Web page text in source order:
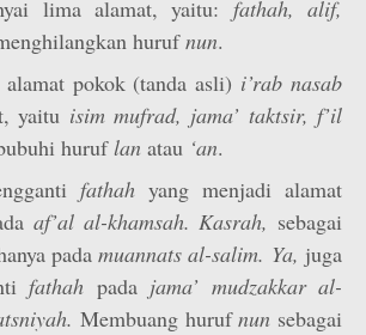
lima alamat, yaitu: fathah, alif,
hurufnun.
pokok (tanda asli) i’rab nasab
yaitu isim mufrad, jama’ taktsir, f’il
huruflan atau ‘an.
fathah yang menjadi alamat
af’al al-khamsah. Kasrah, sebagai
padamuannats al-salim. Ya, juga
fathah pada jama’ mudzakkar al-
Membuang hurufnun sebagai